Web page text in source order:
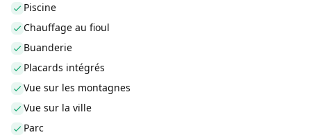
Piscine
Chauffage au fioul
Buanderie
Placards intégrés
Vue sur les montagnes
Vue sur la ville
Parc